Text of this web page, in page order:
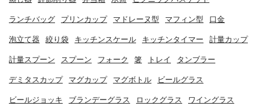
ランチバッグ プリンカップ マドレーヌ型 マフィン型 口金
泡立て器 絞り袋 キッチンスケール キッチンタイマー 計量カップ
計量スプーン スプーン フォーク 箸 トレイ タンブラー
デミタスカップ マグカップ マグボトル ビールグラス
ビールジョッキ ブランデーグラス ロックグラス ワイングラス